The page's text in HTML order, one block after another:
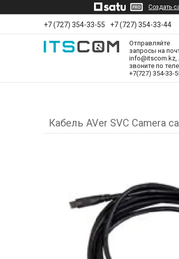
Создать
+7 (727) 354-33-55 +7 (727) 354-33-44
Отправляйте
запросы на
info@itscom.kz,
звоните по
+7(727) 354-33-
Кабель AVer SVC Camera